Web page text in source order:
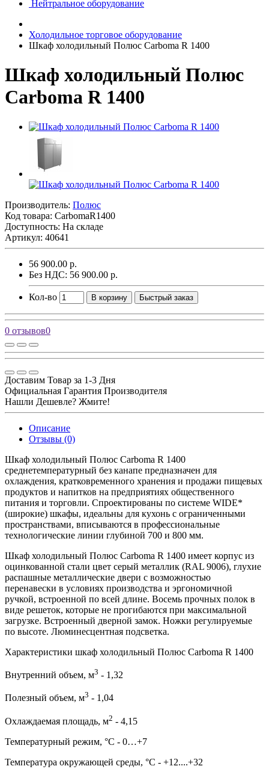
Нейтральное оборудование
Холодильное торговое оборудование
Шкаф холодильный Полюс Carboma R 1400
Шкаф холодильный Полюс
Carboma R 1400
Производитель: Полюс
Код товара: CarbomaR1400
Доступность: На складе
Артикул: 40641
56 900.00 р.
Без НДС: 56 900.00 р.
Кол-во В корзину Быстрый заказ
0 отзывов0
Доставим Товар за 1-3 Дня
Официальная Гарантия Производителя
Нашли Дешевле? Жмите!
Описание
Отзывы (0)
Шкаф холодильный Полюс Carboma R 1400
среднетемпературный без канапе предназначен для
охлаждения, кратковременного хранения и продажи пищевых
продуктов и напитков на предприятиях общественного
питания и торговли. Спроектированы по системе WIDE*
(широкие) шкафы, идеальны для кухонь с ограниченными
пространствами, вписываются в профессиональные
технологические линии глубиной 700 и 800 мм.
Шкаф холодильный Полюс Carboma R 1400 имеет корпус из
оцинкованной стали цвет серый металлик (RAL 9006), глухие
распашные металлические двери с возможностью
перенавески в условиях производства и эргономичной
ручкой, встроенной по всей длине. Восемь прочных полок в
виде решеток, которые не прогибаются при максимальной
загрузке. Встроенный дверной замок. Ножки регулируемые
по высоте. Люминесцентная подсветка.
Характеристики шкаф холодильный Полюс Carboma R 1400
Внутренний объем, м3 - 1,32
Полезный объем, м3 - 1,04
Охлаждаемая площадь, м2 - 4,15
Температурный режим, °C - 0…+7
Температура окружающей среды, °С - +12....+32